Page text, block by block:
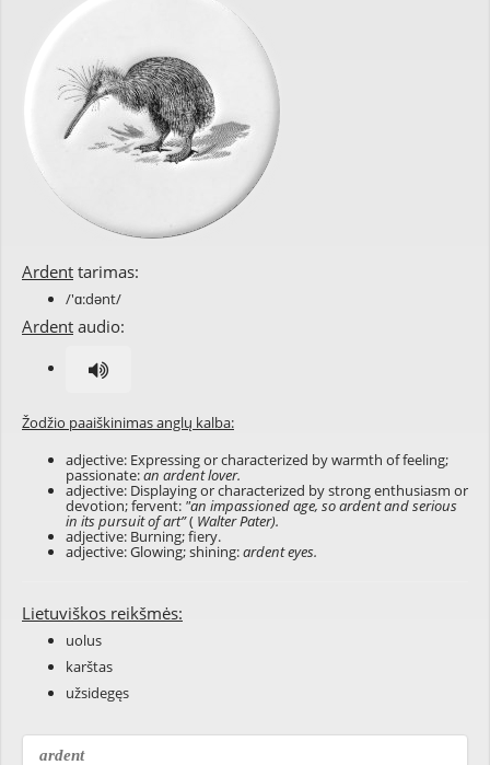
Ardent tarimas:
/'ɑ:dənt/
Ardent audio:
Žodžio paaiškinimas anglų kalba:
adjective: Expressing or characterized by warmth of feeling;
passionate:an ardent lover.
adjective: Displaying or characterized by strong enthusiasm or
devotion; fervent: "an impassioned age, so ardent and serious
in its pursuit of art”( Walter Pater).
adjective: Burning; fiery.
adjective: Glowing; shining:ardent eyes.
Lietuviškos reikšmės:
uolus
karštas
užsidegęs
ardent